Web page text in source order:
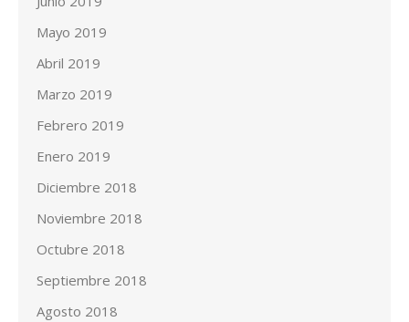
Mayo 2019
Abril 2019
Marzo 2019
Febrero 2019
Enero 2019
Diciembre 2018
Noviembre 2018
Octubre 2018
Septiembre 2018
Agosto 2018